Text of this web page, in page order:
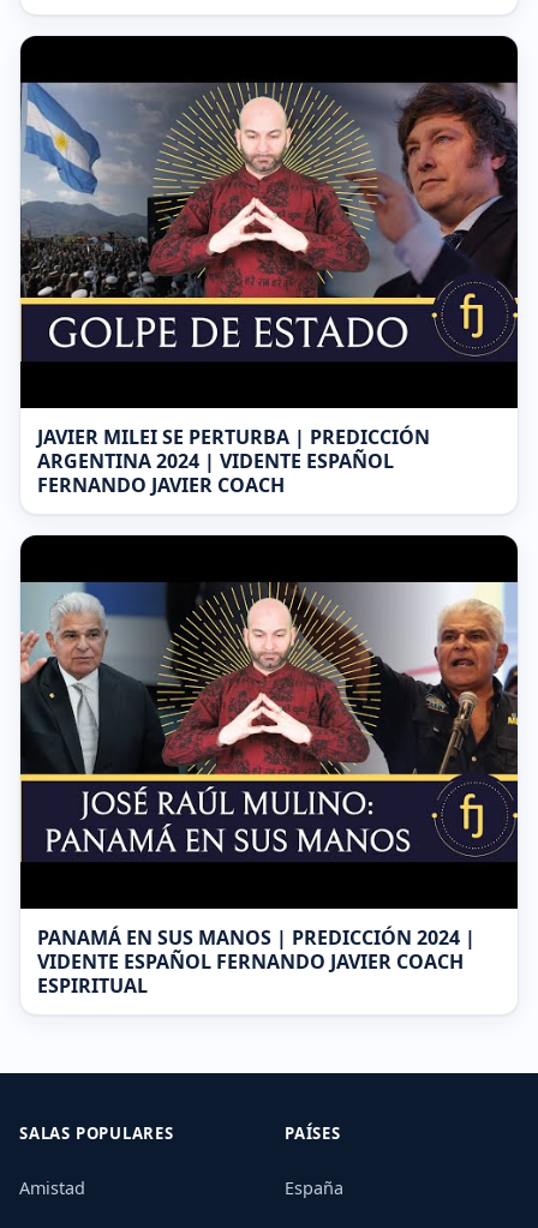
JAVIER MILEI SE PERTURBA | PREDICCIÓN
ARGENTINA 2024 | VIDENTE ESPAÑOL
FERNANDO JAVIER COACH
PANAMÁ EN SUS MANOS | PREDICCIÓN 2024 |
VIDENTE ESPAÑOL FERNANDO JAVIER COACH
ESPIRITUAL
SALAS POPULARES
Amistad
PAÍSES
España